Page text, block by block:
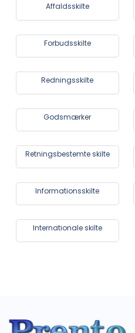
Affaldsskilte
Forbudsskilte
Redningsskilte
Godsmærker
Retningsbestemte skilte
Informationsskilte
Internationale skilte